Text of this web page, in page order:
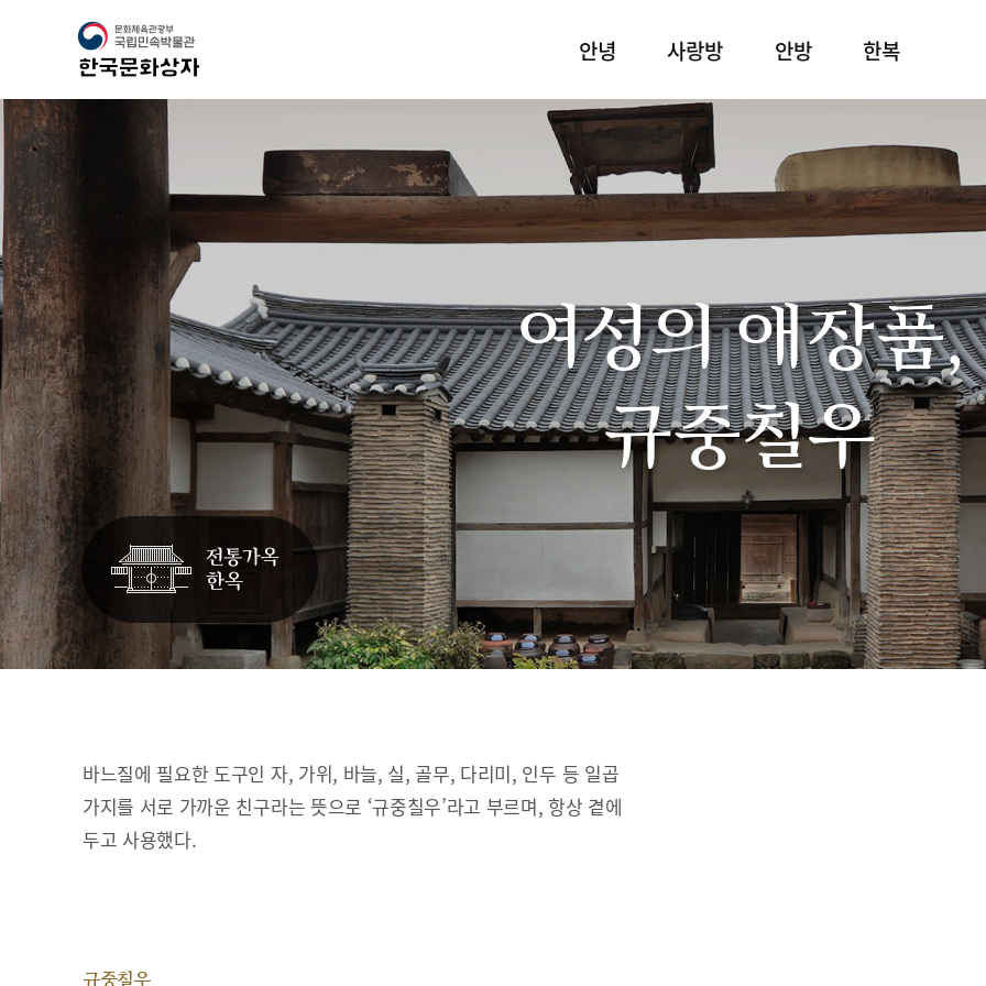
안녕 사랑방 안방 한복
여성의 애장품,
규중칠우
바느질에 필요한 도구인 자, 가위, 바늘, 실, 골무, 다리미, 인두 등 일곱
가지를 서로 가까운 친구라는 뜻으로 ‘규중칠우’라고 부르며, 항상 곁에
두고 사용했다.
규중칠우